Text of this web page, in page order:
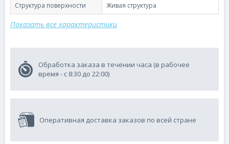
Структура поверхности
Живая структура
Показать все характеристики
Обработка заказа в течении часа (в рабочее
время - с 8:30 до 22:00)
Оперативная доставка заказов по всей стране